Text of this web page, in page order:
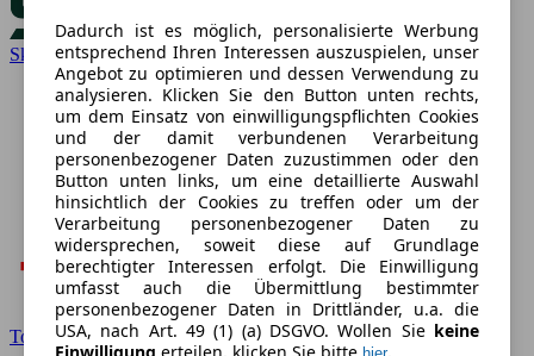
Skoda
Toyota
Dadurch ist es möglich, personalisierte Werbung
entsprechend Ihren Interessen auszuspielen, unser
Angebot zu optimieren und dessen Verwendung zu
analysieren. Klicken Sie den Button unten rechts,
um dem Einsatz von einwilligungspflichten Cookies
und der damit verbundenen Verarbeitung
personenbezogener Daten zuzustimmen oder den
Button unten links, um eine detaillierte Auswahl
hinsichtlich der Cookies zu treffen oder um der
Verarbeitung personenbezogener Daten zu
widersprechen, soweit diese auf Grundlage
berechtigter Interessen erfolgt. Die Einwilligung
umfasst auch die Übermittlung bestimmter
personenbezogener Daten in Drittländer, u.a. die
USA, nach Art. 49 (1) (a) DSGVO. Wollen Sie keine